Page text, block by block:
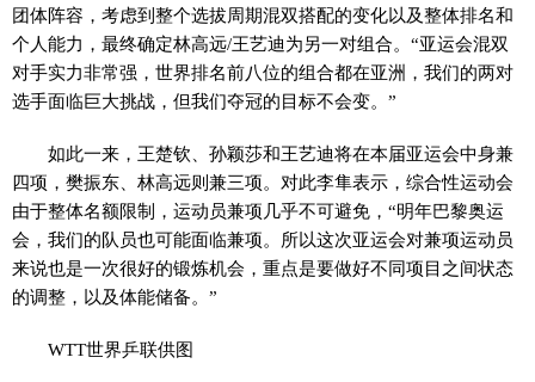
团体阵容，考虑到整个选拔周期混双搭配的变化以及整体排名和
个人能力，最终确定林高远/王艺迪为另一对组合。“亚运会混双
对手实力非常强，世界排名前八位的组合都在亚洲，我们的两对
选手面临巨大挑战，但我们夺冠的目标不会变。”
如此一来，王楚钦、孙颖莎和王艺迪将在本届亚运会中身兼
四项，樊振东、林高远则兼三项。对此李隼表示，综合性运动会
由于整体名额限制，运动员兼项几乎不可避免，“明年巴黎奥运
会，我们的队员也可能面临兼项。所以这次亚运会对兼项运动员
来说也是一次很好的锻炼机会，重点是要做好不同项目之间状态
的调整，以及体能储备。”
WTT世界乒联供图